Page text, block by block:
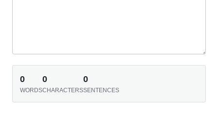
0
WORDS
0
CHARACTERS
0
SENTENCES